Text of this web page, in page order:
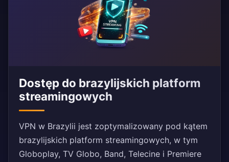
Dostęp do brazylijskich platform
streamingowych
VPN w Brazylii jest zoptymalizowany pod kątem
brazylijskich platform streamingowych, w tym
Globoplay, TV Globo, Band, Telecine i Premiere